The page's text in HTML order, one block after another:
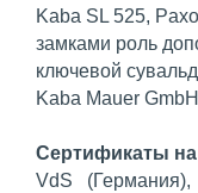
Kaba SL 525,
замками роль
ключевой
Kaba Mauer
Сертификаты
VdS (Германия),